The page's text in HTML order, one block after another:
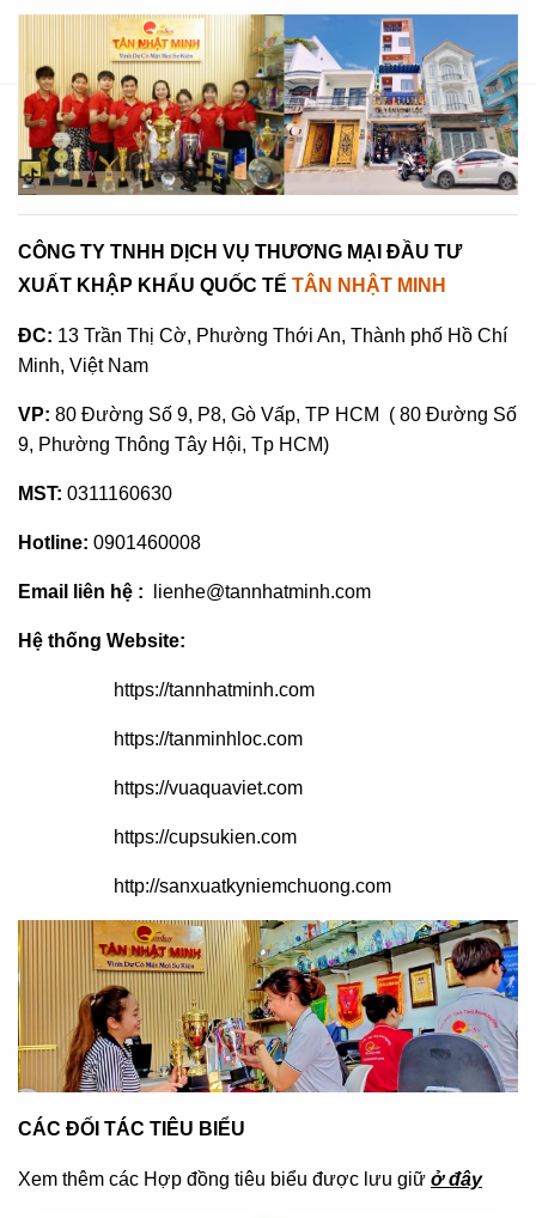
CÔNG TY TNHH DỊCH VỤ THƯƠNG MẠI ĐẦU TƯ
XUẤT KHẬP KHẨU QUỐC TẾ TÂN NHẬT MINH
ĐC: 13 Trần Thị Cờ, Phường Thới An, Thành phố Hồ Chí
Minh, Việt Nam
VP: 80 Đường Số 9, P8, Gò Vấp, TP HCM ( 80 Đường Số
9, Phường Thông Tây Hội, Tp HCM)
MST: 0311160630
Hotline: 0901460008
Email liên hệ : lienhe@tannhatminh.com
Hệ thống Website:
https://tannhatminh.com
https://tanminhloc.com
https://vuaquaviet.com
https://cupsukien.com
http://sanxuatkyniemchuong.com
CÁC ĐỐI TÁC TIÊU BIỂU
Xem thêm các Hợp đồng tiêu biểu được lưu giữ ở đây